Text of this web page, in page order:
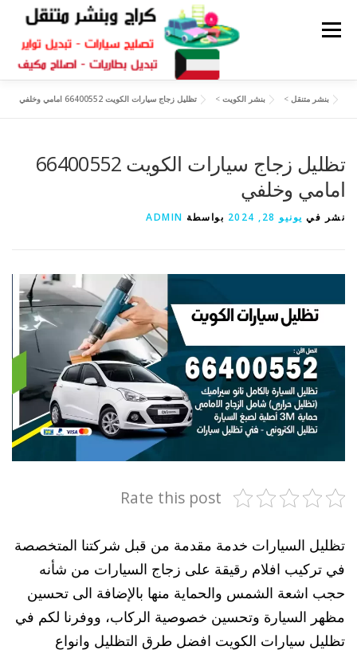
القائمة
بنشر متنقل سكراب قطع غيار
بنشر متنقل > بنشر الكويت > تظليل زجاج سيارات الكويت 66400552 امامي وخلفي
تظليل زجاج سيارات الكويت 66400552
امامي وخلفي
نشر في يونيو 28, 2024 بواسطة ADMIN
Rate this post
تظليل السيارات خدمة مقدمة من قبل شركتنا المتخصصة
في تركيب افلام رقيقة على زجاج السيارات من شأنه
حجب اشعة الشمس والحماية منها بالإضافة الى تحسين
مظهر السيارة وتحسين خصوصية الركاب، ووفرنا لكم في
تظليل سيارات الكويت افضل طرق التظليل وانواع